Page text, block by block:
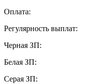
Оплата:
Регулярность выплат:
Черная ЗП:
Белая ЗП:
Серая ЗП: